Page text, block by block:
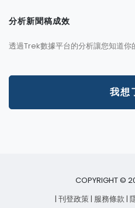
分析新聞稿成效
透過Trek數據平台的分析讓您知道你
我想
COPYRIGHT ©
| 刊登政策| 服務條款|